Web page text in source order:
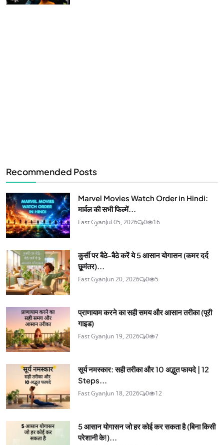
Recommended Posts
Marvel Movies Watch Order in Hindi:
मार्वल की सभी फिल्में...
Fast GyanJul 05, 2026 0 16
कुर्सी पर बैठे-बैठे करें ये 5 आसान योगासन (कमर दर्द
छूमंतर)...
Fast GyanJun 20, 2026 0 5
प्राणायाम करने का सही समय और आसान तरीका (पूरी
गाइड)
Fast GyanJun 19, 2026 0 7
सूर्य नमस्कार: सही तरीका और 10 अद्भुत फायदे | 12
Steps...
Fast GyanJun 18, 2026 0 12
5 आसान योगासन जो हर कोई कर सकता है (बिना किसी
परेशानी के!)...